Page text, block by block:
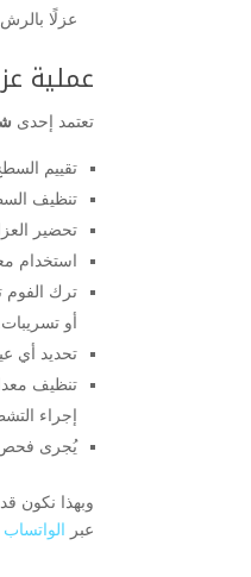
عزلًا
عملية
تعتمد إحدى
تقييم
تنظيف
تحضير
استخدام
ترك الفوم
أو تسريبات.
تحديد أي
تنظيف
إجراء
يُجرى فحص
وبهذا نكون
عبر الواتساب